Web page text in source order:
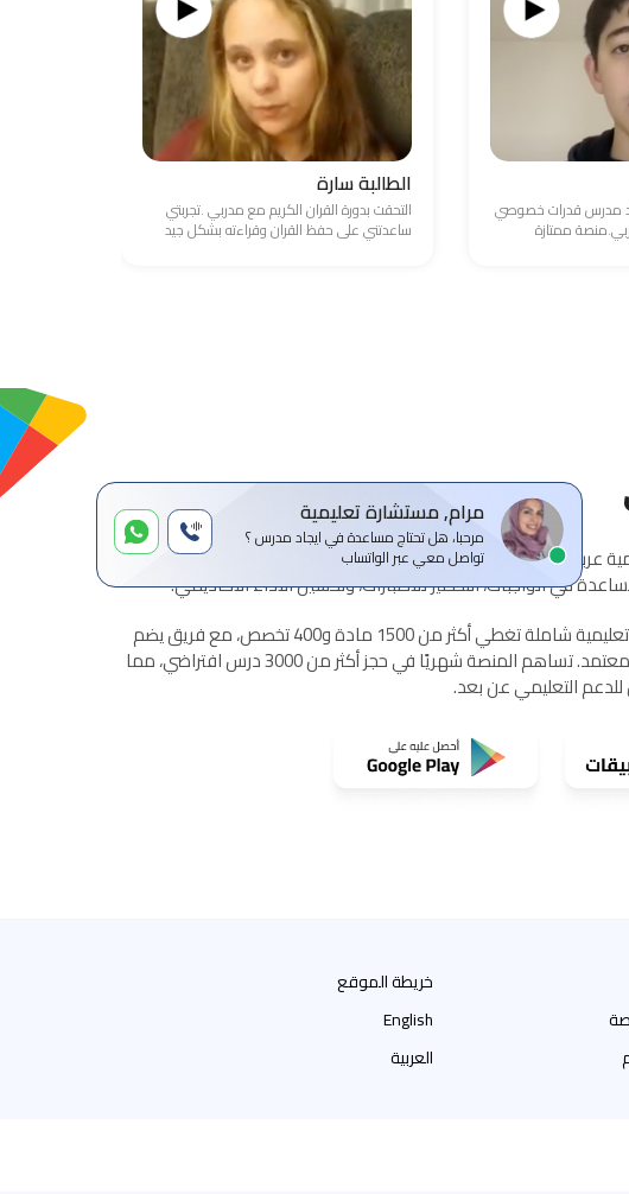
مرام, مستشارة تعليمية
مرحبا، هل تحتاج مساعدة في ايجاد مدرس ؟
تواصل معي عبر الواتساب
مدرس قدرات خصوصي
ممتازة
الطالبة سارة
التحقت بدورة القران الكريم مع مدربي .تجربتي
ساعدتني على حفظ القران وقراءته بشكل جيد
عربية معتمدة للتدريس الخصوصي عن بعد، تهدف إلى ربط الطلاب
في الواجبات، التحضير للاختبارات، وتحسين الأداء الأكاديمي.
تقدم المنصة خدمات تعليمية شاملة تغطي أكثر من 1500 مادة و400 تخصص، مع فريق يضم
أكثر من 1500 مدرس معتمد. تساهم المنصة شهريًا في حجز أكثر من 3000 درس افتراضي، مما
للدعم التعليمي عن بعد.
خريطة الموقع
English
العربية